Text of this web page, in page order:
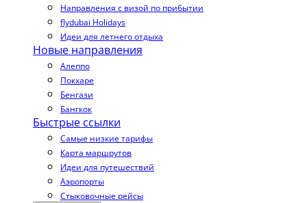
Направления с визой по прибытии
flydubai Holidays
Идеи для летнего отдыха
Новые направления
Алеппо
Покхаре
Бенгази
Бангкок
Быстрые ссылки
Самые низкие тарифы
Карта маршрутов
Идеи для путешествий
Аэропорты
Стыковочные рейсы